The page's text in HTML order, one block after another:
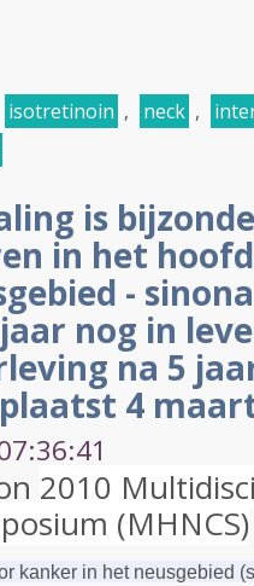
isotretinoin , neck ,
is
in het
-
nog in
na 5
4
2010
(MHNCS)
kanker in het neusgebied